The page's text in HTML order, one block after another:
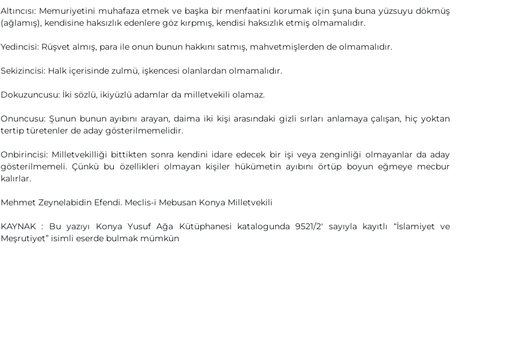
Altıncısı: Memuriyetini muhafaza etmek ve başka bir menfaatini korumak için şuna buna yüzsuyu dökmüş
(ağlamış), kendisine haksızlık edenlere göz kırpmış, kendisi haksızlık etmiş olmamalıdır.
Yedincisi: Rüşvet almış, para ile onun bunun hakkını satmış, mahvetmişlerden de olmamalıdır.
Sekizincisi: Halk içerisinde zulmü, işkencesi olanlardan olmamalıdır.
Dokuzuncusu: İki sözlü, ikiyüzlü adamlar da milletvekili olamaz.
Onuncusu: Şunun bunun ayıbını arayan, daima iki kişi arasındaki gizli sırları anlamaya çalışan, hiç yoktan
tertip türetenler de aday gösterilmemelidir.
Onbirincisi: Milletvekilliği bittikten sonra kendini idare edecek bir işi veya zenginliği olmayanlar da aday
gösterilmemeli. Çünkü bu özellikleri olmayan kişiler hükümetin ayıbını örtüp boyun eğmeye mecbur
kalırlar.
Mehmet Zeynelabidin Efendi. Meclis-i Mebusan Konya Milletvekili
KAYNAK : Bu yazıyı Konya Yusuf Ağa Kütüphanesi katalogunda 9521/2′ sayıyla kayıtlı “İslamiyet ve
Meşrutiyet” isimli eserde bulmak mümkün